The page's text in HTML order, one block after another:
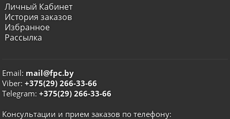
Личный Кабинет
История заказов
Избранное
Рассылка
Email: mail@fpc.by
Viber:+375(29) 266-33-66
Telegram:+375(29) 266-33-66
Консультации и прием заказов по телефону: